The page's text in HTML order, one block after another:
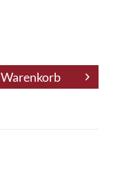
Warenkorb